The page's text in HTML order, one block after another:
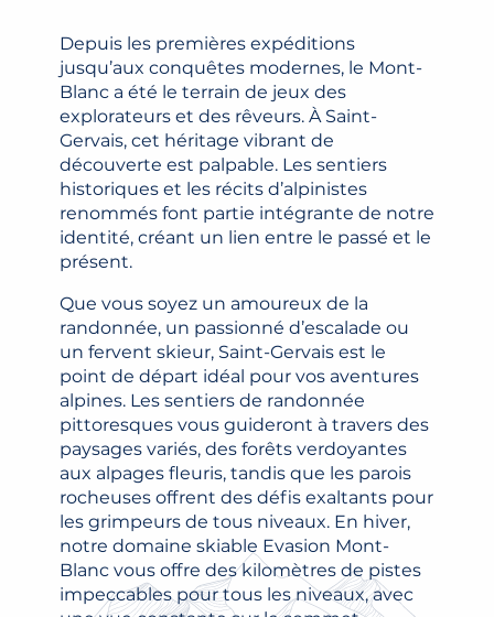
Depuis les premières expéditions
jusqu’aux conquêtes modernes, le Mont-
Blanc a été le terrain de jeux des
explorateurs et des rêveurs. À Saint-
Gervais, cet héritage vibrant de
découverte est palpable. Les sentiers
historiques et les récits d’alpinistes
renommés font partie intégrante de notre
identité, créant un lien entre le passé et le
présent.
Que vous soyez un amoureux de la
randonnée, un passionné d’escalade ou
un fervent skieur, Saint-Gervais est le
point de départ idéal pour vos aventures
alpines. Les sentiers de randonnée
pittoresques vous guideront à travers des
paysages variés, des forêts verdoyantes
aux alpages fleuris, tandis que les parois
rocheuses offrent des défis exaltants pour
les grimpeurs de tous niveaux. En hiver,
notre domaine skiable Evasion Mont-
Blanc vous offre des kilomètres de pistes
impeccables pour tous les niveaux, avec